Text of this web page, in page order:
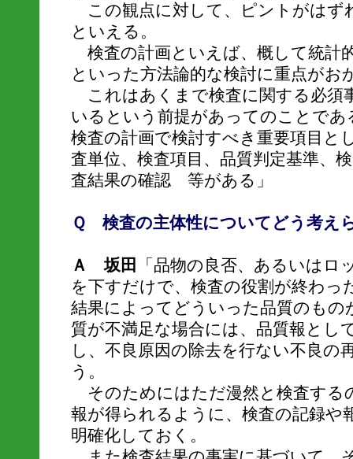
この観点に対して、ピントがはず
といえる。
検査の計画といえば、概して統計
といった方法論的な検討に重点がお
これはあくまで検査に関する必須
いるという前提があってのことであ
検査の計画で検討すべき重要項目と
査単位、検査項目、品質判定基準、
査結果の確認 等がある」
Ｑ 検査の主体性についてどう考え
Ａ 坂田
「品物の良否、あるいはロ
を下すだけで、検査の役割が終わっ
結果によってどういった品質のもの
質が不満足な場合には、品質報とし
し、不良原因の除去を行ない不良の
う。
そのためにはただ漫然と検査する
報が得られるように、検査の記録や
明確化しておく。